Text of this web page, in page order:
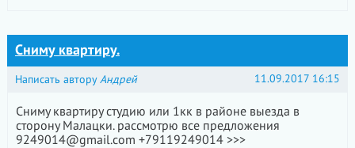
Сниму квартиру.
Написать авторуАндрей 11.09.2017 16:15
Сниму квартиру студию или 1кк в районе выезда в
сторону Малацки. рассмотрю все предложения
9249014@gmail.com +79119249014 >>>